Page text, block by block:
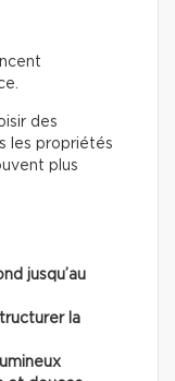
des
les propriétés
plus
jusqu’au
la